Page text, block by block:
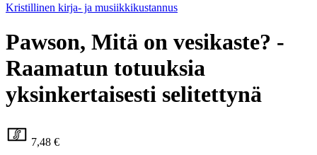
Kristillinen kirja- ja musiikkikustannus
Pawson, Mitä on vesikaste? -
Raamatun totuuksia
yksinkertaisesti selitettynä
7,48 €